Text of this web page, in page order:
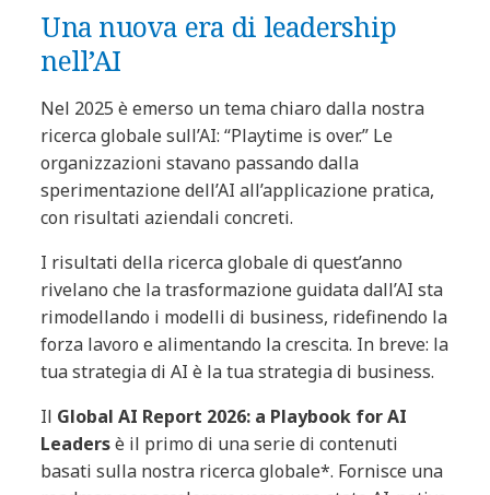
Una nuova era di leadership
nell’AI
Nel 2025 è emerso un tema chiaro dalla nostra
ricerca globale sull’AI: “Playtime is over.” Le
organizzazioni stavano passando dalla
sperimentazione dell’AI all’applicazione pratica,
con risultati aziendali concreti.
I risultati della ricerca globale di quest’anno
rivelano che la trasformazione guidata dall’AI sta
rimodellando i modelli di business, ridefinendo la
forza lavoro e alimentando la crescita. In breve: la
tua strategia di AI è la tua strategia di business.
Il Global AI Report 2026: a Playbook for AI
Leadersè il primo di una serie di contenuti
basati sulla nostra ricerca globale*. Fornisce una